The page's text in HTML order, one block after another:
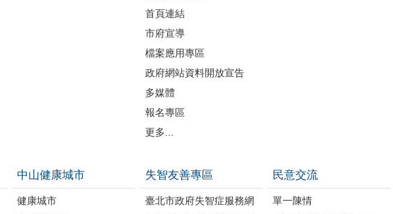
首頁連結
市府宣導
檔案應用專區
政府網站資料開放宣告
多媒體
報名專區
更多...
中山健康城市
健康城市
失智友善專區
臺北市政府失智症服務網
民意交流
單一陳情